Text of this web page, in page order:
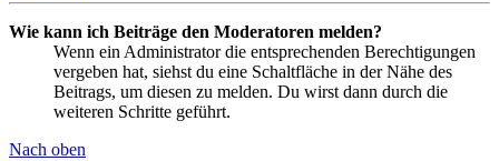
Wie kann ich Beiträge den Moderatoren melden?
Wenn ein Administrator die entsprechenden Berechtigungen
vergeben hat, siehst du eine Schaltfläche in der Nähe des
Beitrags, um diesen zu melden. Du wirst dann durch die
weiteren Schritte geführt.
Nach oben